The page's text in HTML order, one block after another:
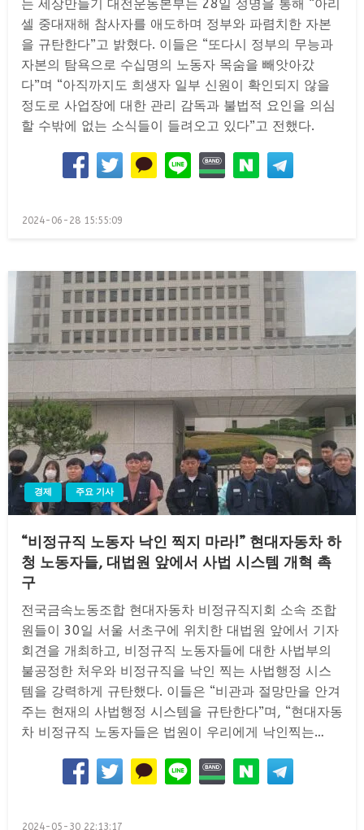
는 세상만들기 대전운동본부는 28일 성명을 통해 “아리
셀 중대재해 참사자를 애도하며 정부와 파렴치한 자본
을 규탄한다”고 밝혔다. 이들은 “또다시 정부의 무능과
자본의 탐욕으로 수십명의 노동자 목숨을 빼앗아갔
다”며 “아직까지도 희생자 일부 신원이 확인되지 않을
정도로 사업장에 대한 관리 감독과 불법적 요인을 의심
할 수밖에 없는 소식들이 들려오고 있다”고 전했다.
Posted
2024-06-28 15:55:09
경제 주요 기사
“비정규직 노동자 낙인 찍지 마라!” 현대자동차 하
청 노동자들, 대법원 앞에서 사법 시스템 개혁 촉
구
전국금속노동조합 현대자동차 비정규직지회 소속 조합
원들이 30일 서울 서초구에 위치한 대법원 앞에서 기자
회견을 개최하고, 비정규직 노동자들에 대한 사법부의
불공정한 처우와 비정규직을 낙인 찍는 사법행정 시스
템을 강력하게 규탄했다. 이들은 “비관과 절망만을 안겨
주는 현재의 사법행정 시스템을 규탄한다”며, “현대자동
차 비정규직 노동자들은 법원이 우리에게 낙인찍는…
Posted
2024-05-30 22:13:17